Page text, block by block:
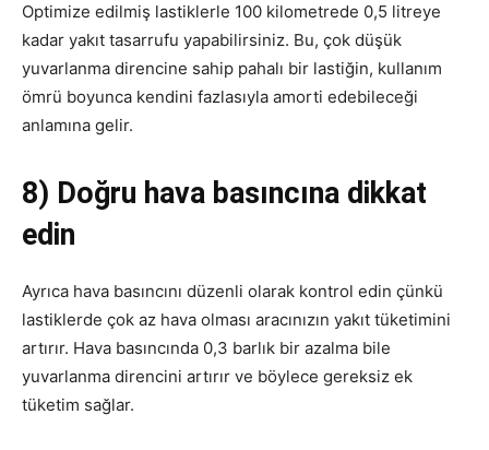
Optimize edilmiş lastiklerle 100 kilometrede 0,5 litreye
kadar yakıt tasarrufu yapabilirsiniz. Bu, çok düşük
yuvarlanma direncine sahip pahalı bir lastiğin, kullanım
ömrü boyunca kendini fazlasıyla amorti edebileceği
anlamına gelir.
8) Doğru hava basıncına dikkat
edin
Ayrıca hava basıncını düzenli olarak kontrol edin çünkü
lastiklerde çok az hava olması aracınızın yakıt tüketimini
artırır. Hava basıncında 0,3 barlık bir azalma bile
yuvarlanma direncini artırır ve böylece gereksiz ek
tüketim sağlar.